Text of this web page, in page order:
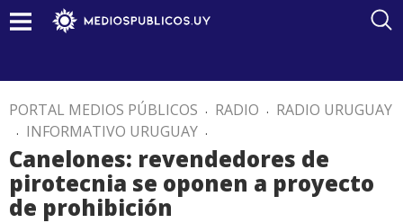
PORTAL MEDIOS PÚBLICOS . RADIO . RADIO URUGUAY
. INFORMATIVO URUGUAY .
Canelones: revendedores de
pirotecnia se oponen a proyecto
de prohibición